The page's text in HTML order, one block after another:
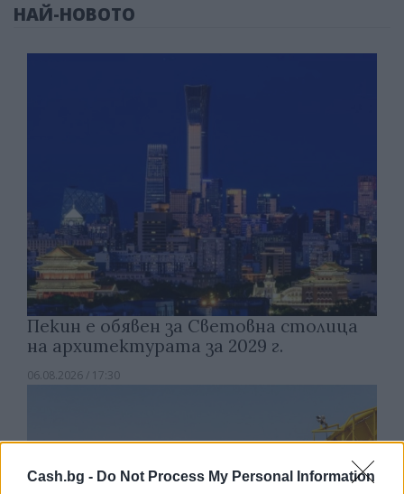
Cash.bg - Do Not Process My Personal Information
НАЙ-НОВОТО
Пекин е обявен за Световна столица
на архитектурата за 2029 г.
06.08.2026 / 17:30